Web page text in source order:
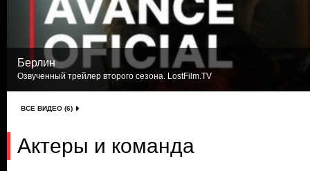
Берлин
Озвученный трейлер второго сезона. LostFilm.TV
ВСЕ ВИДЕО (6)
Актеры и команда